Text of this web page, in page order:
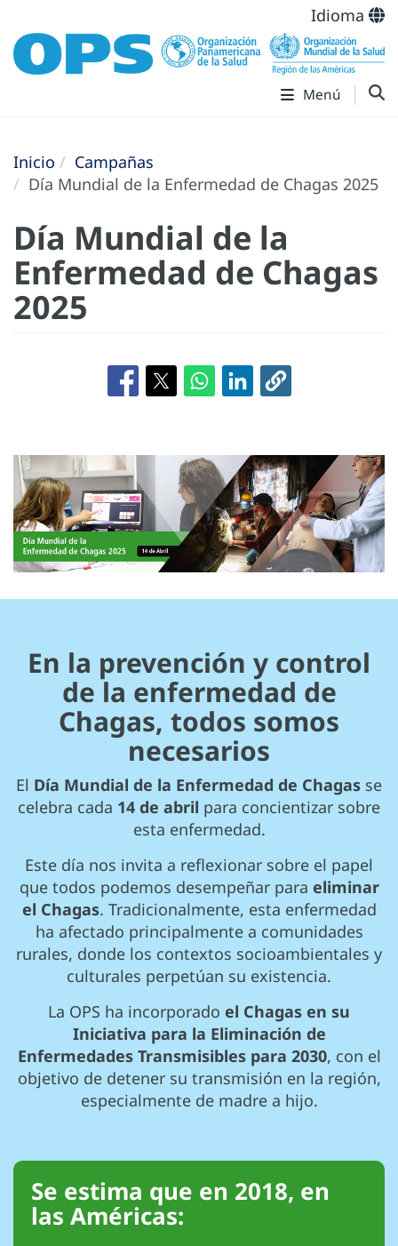
Idioma
Menú
Inicio
Campañas
Día Mundial de la Enfermedad de Chagas 2025
Día Mundial de la
Enfermedad de Chagas
2025
En la prevención y control
de la enfermedad de
Chagas, todos somos
necesarios
El Día Mundial de la Enfermedad de Chagas se
celebra cada 14 de abril para concientizar sobre
esta enfermedad.
Este día nos invita a reflexionar sobre el papel
que todos podemos desempeñar para eliminar
el Chagas. Tradicionalmente, esta enfermedad
ha afectado principalmente a comunidades
rurales, donde los contextos socioambientales y
culturales perpetúan su existencia.
La OPS ha incorporado el Chagas en su
Iniciativa para la Eliminación de
Enfermedades Transmisibles para 2030, con el
objetivo de detener su transmisión en la región,
especialmente de madre a hijo.
Se estima que en 2018, en
las Américas: